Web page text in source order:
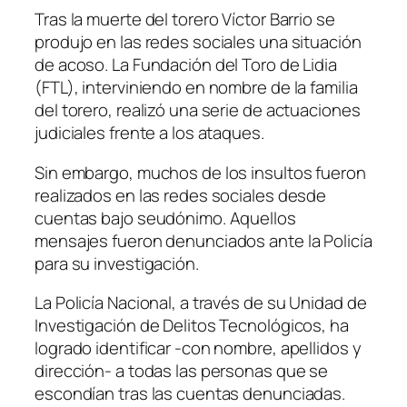
Tras la muerte del torero Víctor Barrio se
produjo en las redes sociales una situación
de acoso. La Fundación del Toro de Lidia
(FTL), interviniendo en nombre de la familia
del torero, realizó una serie de actuaciones
judiciales frente a los ataques.
Sin embargo, muchos de los insultos fueron
realizados en las redes sociales desde
cuentas bajo seudónimo. Aquellos
mensajes fueron denunciados ante la Policía
para su investigación.
La Policía Nacional, a través de su Unidad de
Investigación de Delitos Tecnológicos, ha
logrado identificar -con nombre, apellidos y
dirección- a todas las personas que se
escondían tras las cuentas denunciadas.